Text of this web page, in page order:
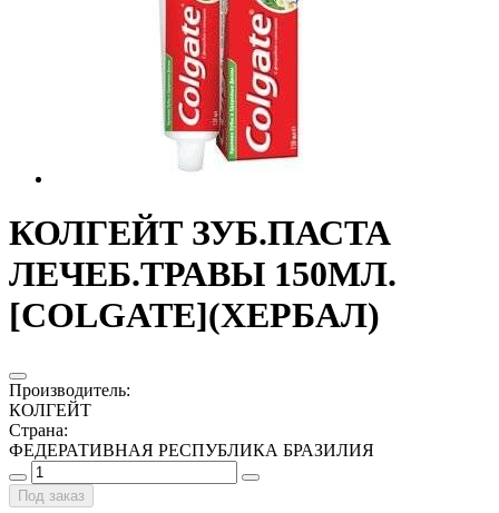
КОЛГЕЙТ ЗУБ.ПАСТА
ЛЕЧЕБ.ТРАВЫ 150МЛ.
[COLGATE](ХЕРБАЛ)
Производитель:
КОЛГЕЙТ
Страна:
ФЕДЕРАТИВНАЯ РЕСПУБЛИКА БРАЗИЛИЯ
Под заказ